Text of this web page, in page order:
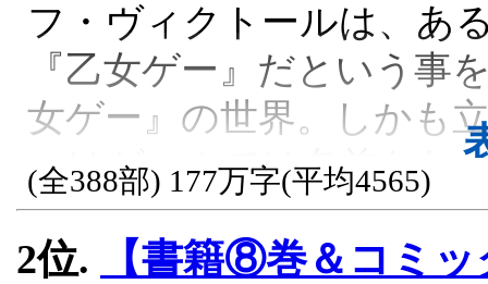
フ・ヴィクトールは、あ
『乙女ゲー』だという事
女ゲー』の世界。しかも
ィはゲームでは名前もな
なし、キャラ名無しの無
ブのランディだが、ひょ
(全388部) 177万字(平均4565)
2位. 【書籍⑧巻＆コミック②巻、7月31日発売】クソゲー